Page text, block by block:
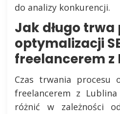
do analizy konkurencji.
Jak długo trwa
optymalizacji
freelancerem z
Czas trwania procesu
freelancerem z
różnić w zależności